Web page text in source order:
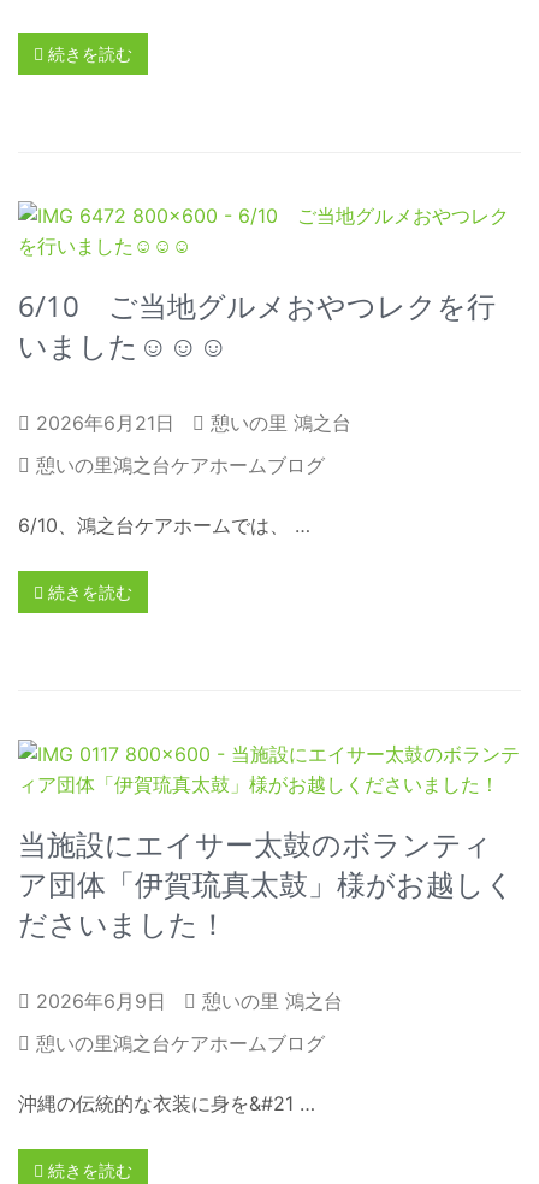
続きを読む
6/10 ご当地グルメおやつレクを行
いました☺☺☺
2026年6月21日
憩いの里 鴻之台
憩いの里鴻之台ケアホームブログ
6/10、鴻之台ケアホームでは、 …
続きを読む
当施設にエイサー太鼓のボランティ
ア団体「伊賀琉真太鼓」様がお越しく
ださいました！
2026年6月9日
憩いの里 鴻之台
憩いの里鴻之台ケアホームブログ
沖縄の伝統的な衣装に身を&#21 …
続きを読む